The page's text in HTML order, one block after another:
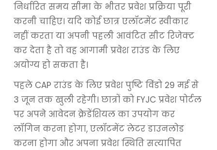
निर्धारित समय सीमा के भीतर प्रवेश प्रक्रिया पूरी
करनी चाहिए। यदि कोई छात्र एलॉटमेंट स्वीकार
नहीं करता या अपनी पहली आवंटित सीट रिजेक्ट
कर देता है तो वह आगामी प्रवेश राउंड के लिए
अयोग्य हो सकता है।
पहले CAP राउंड के लिए प्रवेश पुष्टि विंडो 29 मई से
3 जून तक खुली रहेगी। छात्रों को FYJC प्रवेश पोर्टल
पर अपने आवेदन क्रेडेंशियल का उपयोग कर
लॉगिन करना होगा, एलॉटमेंट लेटर डाउनलोड
करना होगा और अपना प्रवेश स्थिति सत्यापित